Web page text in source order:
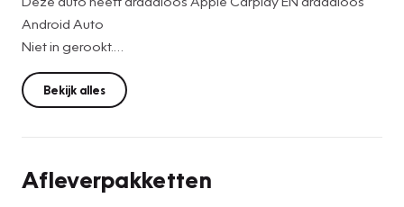
Android Auto
Niet in gerookt.
Auto verkeert in nette staat!
-Nieuwe APK
Bekijk alles
Afleverpakketten